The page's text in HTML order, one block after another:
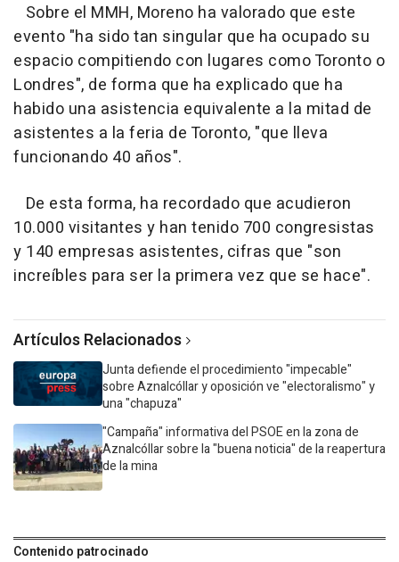
Sobre el MMH, Moreno ha valorado que este
evento "ha sido tan singular que ha ocupado su
espacio compitiendo con lugares como Toronto o
Londres", de forma que ha explicado que ha
habido una asistencia equivalente a la mitad de
asistentes a la feria de Toronto, "que lleva
funcionando 40 años".
De esta forma, ha recordado que acudieron
10.000 visitantes y han tenido 700 congresistas
y 140 empresas asistentes, cifras que "son
increíbles para ser la primera vez que se hace".
Artículos Relacionados
Junta defiende el procedimiento "impecable"
sobre Aznalcóllar y oposición ve "electoralismo" y
una "chapuza"
"Campaña" informativa del PSOE en la zona de
Aznalcóllar sobre la "buena noticia" de la reapertura
de la mina
Contenido patrocinado